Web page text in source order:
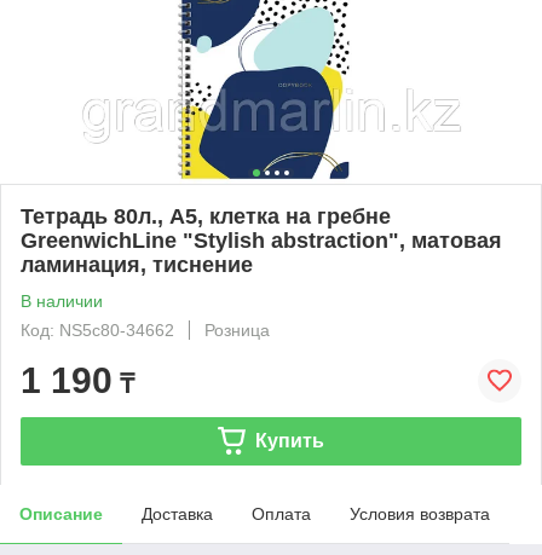
Тетрадь 80л., А5, клетка на гребне
GreenwichLine "Stylish abstraction", матовая
ламинация, тиснение
В наличии
Код: NS5c80-34662
Розница
1 190 ₸
Купить
Описание Доставка Оплата Условия возврата